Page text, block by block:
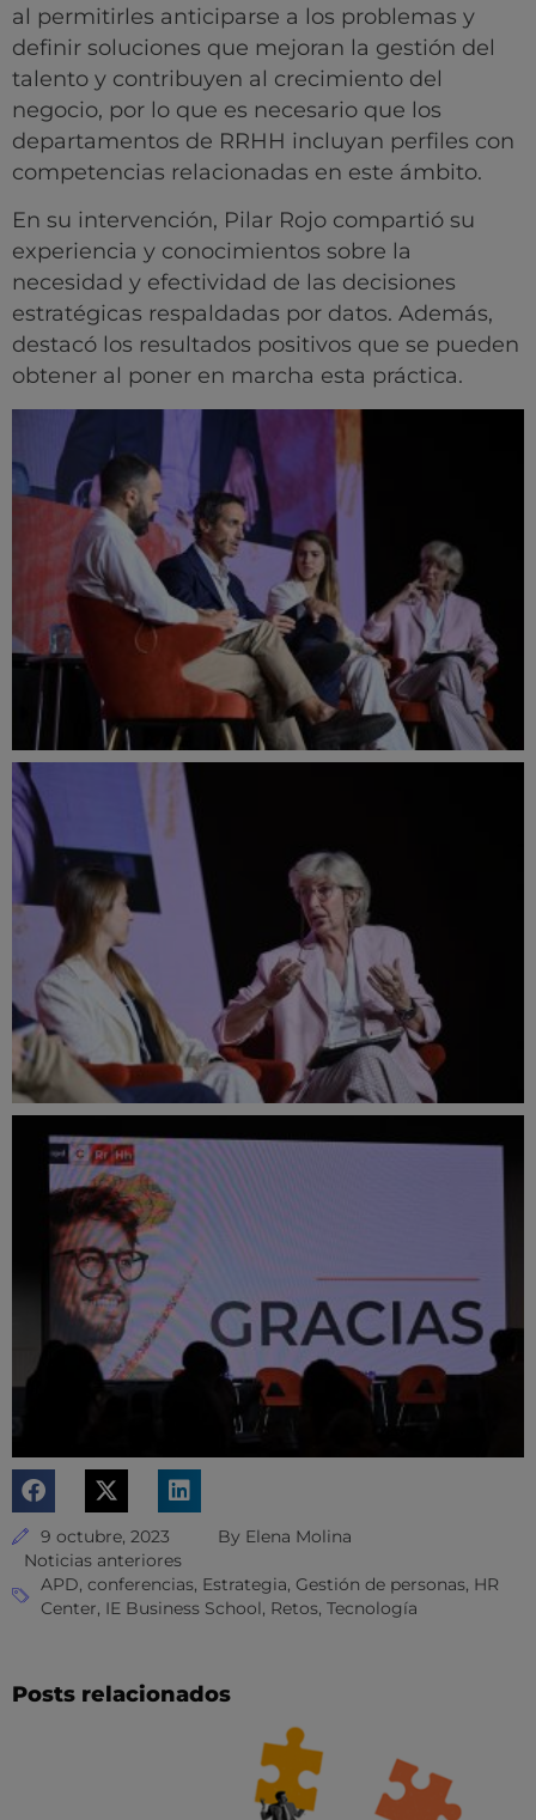
al permitirles anticiparse a los problemas y
definir soluciones que mejoran la gestión del
talento y contribuyen al crecimiento del
negocio, por lo que es necesario que los
departamentos de RRHH incluyan perfiles con
competencias relacionadas en este ámbito.
En su intervención, Pilar Rojo compartió su
experiencia y conocimientos sobre la
necesidad y efectividad de las decisiones
estratégicas respaldadas por datos. Además,
destacó los resultados positivos que se pueden
obtener al poner en marcha esta práctica.
9 octubre, 2023 By Elena Molina
Noticias anteriores
APD, conferencias, Estrategia, Gestión de personas, HR
Center, IE Business School, Retos, Tecnología
Posts relacionados